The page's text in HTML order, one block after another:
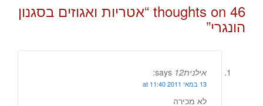
46 thoughts on “ אטריות ואגוזים בסגנון
הונגרי”
אילנית12 says:
13 במאי 2011 at 11:40
לא מכירה